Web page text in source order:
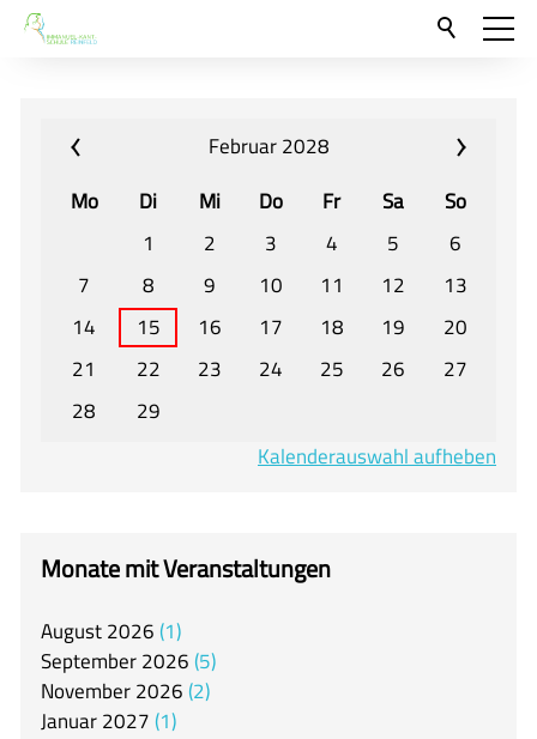
Neu hier?
Für Eltern und Schüler
Willkommen
Veranstaltungen und Termine
Unser Unterricht - Fachcurricula
Unsere Konzepte
Downloads
Unter-, Mittel und Oberstufe
itslearning
Arbeitsgemeinschaften
Mensa
Februar 2028
Mo
Di Mi Do Fr Sa
So
1
2 3 4 5
6
7
8 9 10 11 12
13
14
15 16 17 18 19
20
21
22 23 24 25 26
27
28
29
Kalenderauswahl aufheben
Monate mit Veranstaltungen
August2026 1
September2026 5
November2026 2
Januar2027 1